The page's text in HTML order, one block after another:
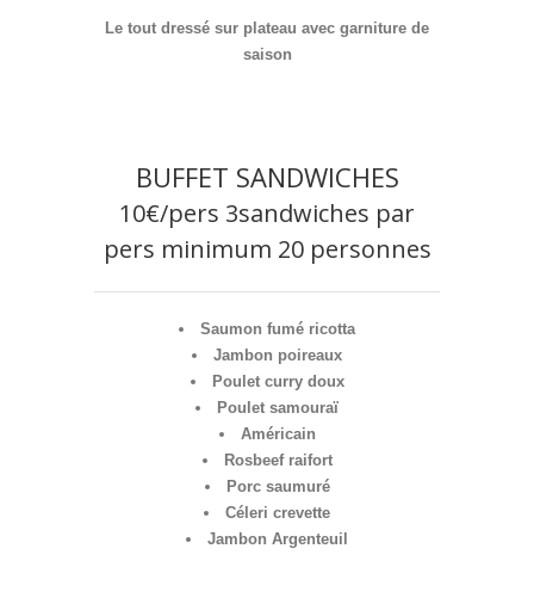
Le tout dressé sur plateau avec garniture de
saison
BUFFET SANDWICHES
10€/pers 3sandwiches par
pers minimum 20 personnes
Saumon fumé ricotta
Jambon poireaux
Poulet curry doux
Poulet samouraï
Américain
Rosbeef raifort
Porc saumuré
Céleri crevette
Jambon Argenteuil